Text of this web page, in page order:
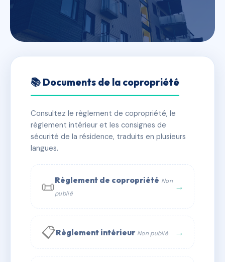
13 RUE PAUL BARRUEL
✓ Immatriculée 🏠 52 lots 🏗 1 bâtiment(s)
📞 Contacter Syndic Digital
📚 Documents de la copropriété
Consultez le règlement de copropriété, le
règlement intérieur et les consignes de
sécurité de la résidence, traduits en plusieurs
langues.
📜Règlement de copropriété Non
publié
→
📋Règlement intérieur Non publié →